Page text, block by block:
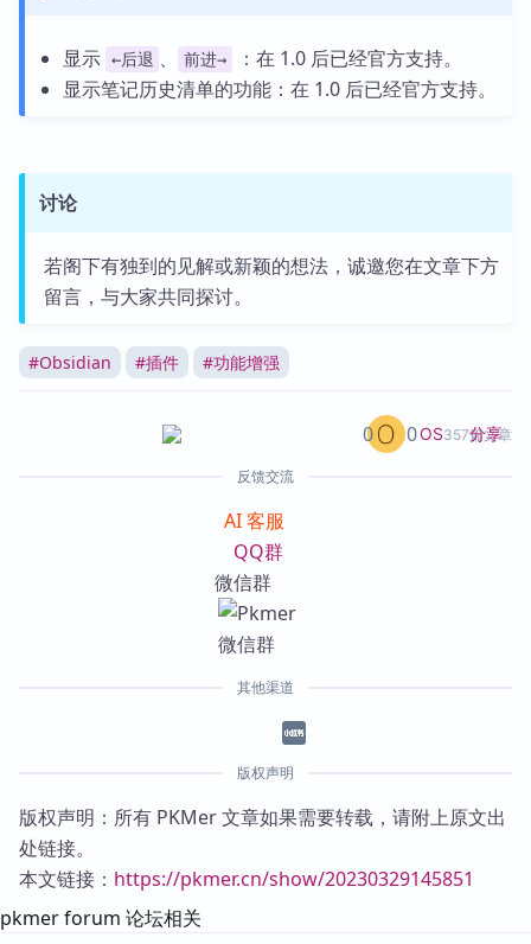
显示 ←后退 、 前进→
：在 1.0 后已经官方支持。
显示笔记历史清单的功能：在 1.0 后已经官方支持。
讨论
若阁下有独到的见解或新颖的想法，诚邀您在文章下方
留言，与大家共同探讨。
#Obsidian #插件 #功能增强
OS357篇文章
0 0 分享
反馈交流
AI 客服
QQ群
微信群
其他渠道
版权声明
版权声明：所有 PKMer 文章如果需要转载，请附上原文出
处链接。
本文链接： https://pkmer.cn/show/20230329145851
pkmer forum 论坛相关